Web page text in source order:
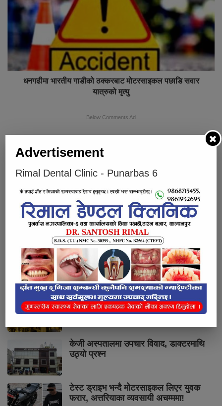
धनगढीमा भारतीय गाडीको ठक्करबाट मोटरसाइकल पछाडि सवार
यात्रुको मृत्यु
Below Comments Ad
भर्खरै लोकप्रिय प्रतिक्रियाहरु
साउनको अन्तिम सोमबार शिवालयहरूमा
भक्तजनको घुइँचो
सुनचाँदीको मूल्यमा सामान्य उतार चढाव
केजी अस्पतालमा उपचार विवाद, डाक्टरमाथि
उठ्यो प्रश्न
टेस्ट ड्राइभ भन्दै मोटरसाइकल लिएर युवक
फरार, अत्तरियाका व्यवसायी अचम्ममा!
Advertisement
Rimal Dental Clinic - Punarbas 6